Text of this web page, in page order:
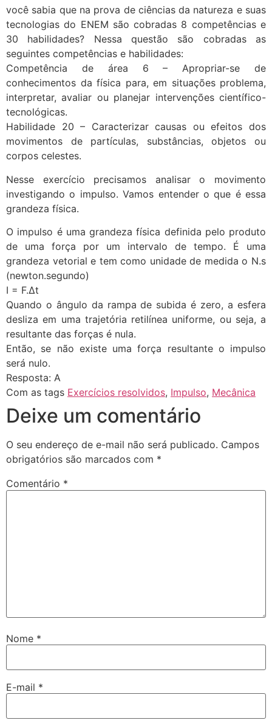
você sabia que na prova de ciências da natureza e suas
tecnologias do ENEM são cobradas 8 competências e
30 habilidades? Nessa questão são cobradas as
seguintes competências e habilidades:
Competência de área 6 – Apropriar-se de
conhecimentos da física para, em situações problema,
interpretar, avaliar ou planejar intervenções científico-
tecnológicas.
Habilidade 20 – Caracterizar causas ou efeitos dos
movimentos de partículas, substâncias, objetos ou
corpos celestes.
Nesse exercício precisamos analisar o movimento
investigando o impulso. Vamos entender o que é essa
grandeza física.
O impulso é uma grandeza física definida pelo produto
de uma força por um intervalo de tempo. É uma
grandeza vetorial e tem como unidade de medida o N.s
(newton.segundo)
I = F.∆t
Quando o ângulo da rampa de subida é zero, a esfera
desliza em uma trajetória retilínea uniforme, ou seja, a
resultante das forças é nula.
Então, se não existe uma força resultante o impulso
será nulo.
Resposta: A
Com as tags Exercícios resolvidos, Impulso, Mecânica
Deixe um comentário
O seu endereço de e-mail não será publicado. Campos
obrigatórios são marcados com *
Comentário *
Nome *
E-mail *